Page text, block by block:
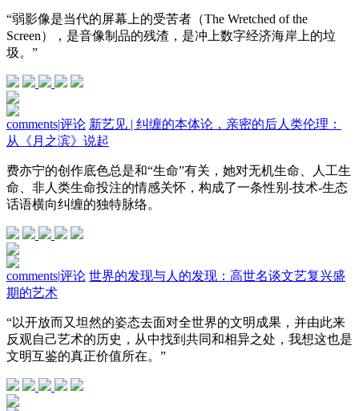
“弱影像是当代的屏幕上的受苦者（The Wretched of the
Screen），是音像制品的残渣，是冲上数字经济海岸上的垃
圾。”
comments|评论 新艺见 | 纠缠的本体论，亲密的后人类伦理：
从《月之滨》说起
费亦宁的创作底色总是和“生命”有关，她对无机生命、人工生
命、非人类生命投注的情感关怀，构成了一条性别-技术-生态
话语横向纠缠的独特脉络。
comments|评论 世界的发现与人的发现：高世名谈文艺复兴盛
期的艺术
“以开放而又坦然的姿态去面对全世界的文明成果，并由此来
反观自己艺术的历史，从中找到共同和相异之处，我想这也是
文明互鉴的真正价值所在。”